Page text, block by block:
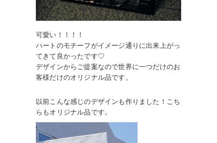
可愛い！！！！
ハートのモチーフがイメージ通りに出来上がっ
てきて良かったです♡
デザインからご提案なので世界に一つだけのお
客様だけのオリジナル品です。
以前こんな感じのデザインも作りました！こち
らもオリジナル品です。